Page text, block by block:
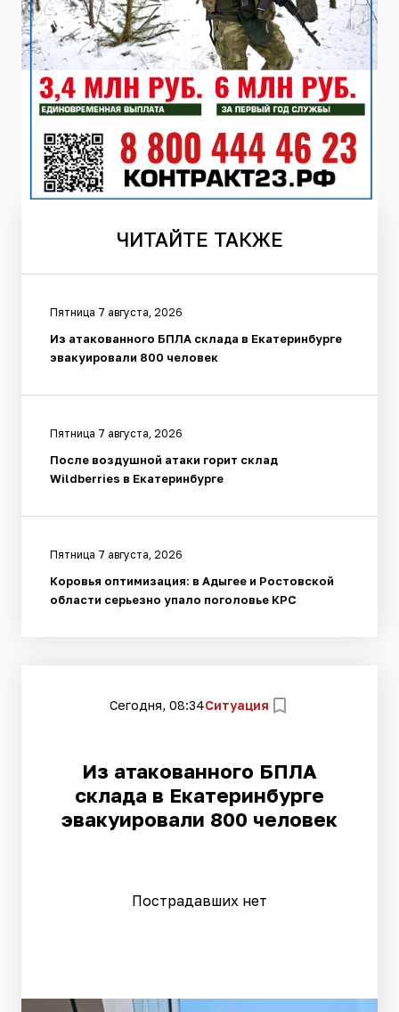
ЧИТАЙТЕ ТАКЖЕ
Пятница 7 августа, 2026
Из атакованного БПЛА склада в Екатеринбурге
эвакуировали 800 человек
Пятница 7 августа, 2026
После воздушной атаки горит склад
Wildberries в Екатеринбурге
Пятница 7 августа, 2026
Коровья оптимизация: в Адыгее и Ростовской
области серьезно упало поголовье КРС
Сегодня, 08:34Ситуация
Из атакованного БПЛА
склада в Екатеринбурге
эвакуировали 800 человек
Пострадавших нет